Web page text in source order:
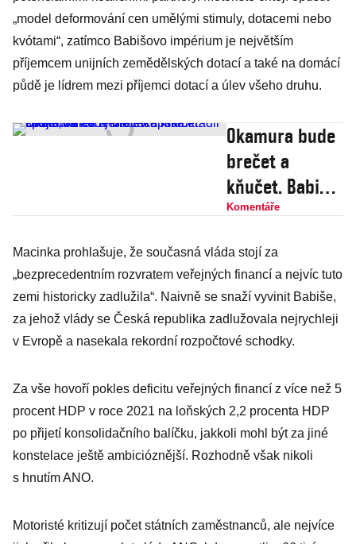
„model deformování cen umělými stimuly, dotacemi nebo
kvótami“, zatímco Babišovo impérium je největším
příjemcem unijních zemědělských dotací a také na domácí
půdě je lídrem mezi příjemci dotací a úlev všeho druhu.
Okamura bude
brečet a
kňučet. Babiš,
Turek a
ukradli české
voliče i jeho
evropské
spojence
Komentáře
Macinka prohlašuje, že současná vláda stojí za
„bezprecedentním rozvratem veřejných financí a nejvíc tuto
zemi historicky zadlužila“. Naivně se snaží vyvinit Babiše,
za jehož vlády se Česká republika zadlužovala nejrychleji
v Evropě a nasekala rekordní rozpočtové schodky.
Za vše hovoří pokles deficitu veřejných financí z více než 5
procent HDP v roce 2021 na loňských 2,2 procenta HDP
po přijetí konsolidačního balíčku, jakkoli mohl být za jiné
konstelace ještě ambicióznější. Rozhodně však nikoli
s hnutím ANO.
Motoristé kritizují počet státních zaměstnanců, ale nejvíce